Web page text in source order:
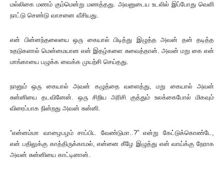
மல்லிகை மணம் கும்மென்று மணத்தது. அவனுடைய உடலில் இப்போது வெளி
நாட்டு செண்டு வாசனை வீசியது.
என் பின்னந்தலையை ஒரு கையால் பிடித்து இழுத்த அவன் தன் தடித்த
உதடுகளால் மென்மையான என் இதழ்களை சுவைத்தான். அவன் மறு கை என்
மாங்காயை பழுக்க வைக்க முயற்சி செய்தது.
நானும் ஒரு கையால் அவன் கழுத்தை வளைத்து, மறு கையால் அவன்
சுன்னியை தடவினேன். ஒரு சிறிய அரிசி குத்தும் உலக்கைபோல் மிகவும்
விரைப்பாக நின்றது அவன் சுன்னி.
“என்னம்மா வாழைபழம் சாப்பிட வேண்டுமா..?” என்று கேட்டுக்கொண்டே,
என் பதிலுக்கு காத்திருக்காமல், என்னை கீழே இழுத்து என் வாய்க்கு நேராக
அவன் சுன்னியை காட்டினான்.